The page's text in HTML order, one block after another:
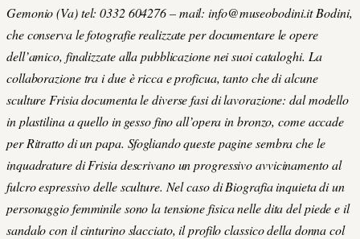
Gemonio (Va) tel: 0332 604276 – mail: info@museobodini.it Bodini,
che conserva le fotografie realizzate per documentare le opere
dell’amico, finalizzate alla pubblicazione nei suoi cataloghi. La
collaborazione tra i due è ricca e proficua, tanto che di alcune
sculture Frisia documenta le diverse fasi di lavorazione: dal modello
in plastilina a quello in gesso fino all’opera in bronzo, come accade
per Ritratto di un papa. Sfogliando queste pagine sembra che le
inquadrature di Frisia descrivano un progressivo avvicinamento al
fulcro espressivo delle sculture. Nel caso di Biografia inquieta di un
personaggio femminile sono la tensione fisica nelle dita del piede e il
sandalo con il cinturino slacciato, il profilo classico della donna col